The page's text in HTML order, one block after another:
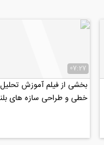
07:27
بخشی از فیلم آموزش
خطی و طراحی سازه های